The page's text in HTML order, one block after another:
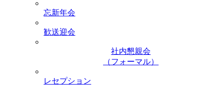
忘新年会
歓送迎会
社内懇親会
（フォーマル）
レセプション